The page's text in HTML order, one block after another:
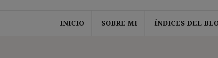
INICIO SOBRE MI ÍNDICES DEL